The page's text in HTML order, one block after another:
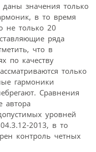
значения только
в то время
не только 20
ряда
что в
по качеству
только
гармоники
Сравнения
автора
уровней
2013, в то
контроль четных